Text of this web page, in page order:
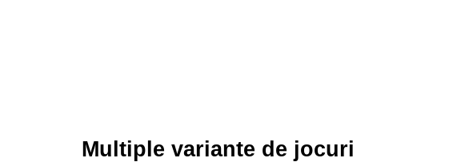
Multiple variante de jocuri